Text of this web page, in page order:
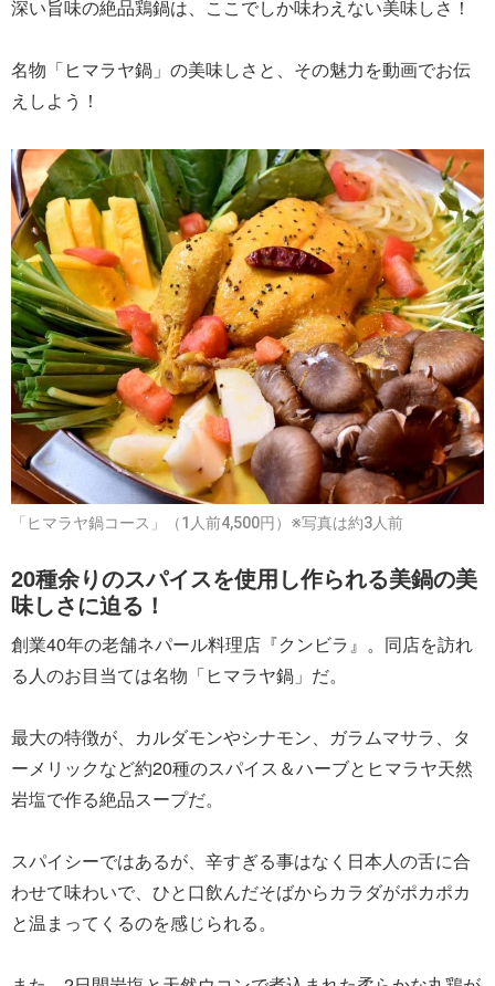
深い旨味の絶品鶏鍋は、ここでしか味わえない美味しさ！
名物「ヒマラヤ鍋」の美味しさと、その魅力を動画でお伝
えしよう！
「ヒマラヤ鍋コース」（1人前4,500円）※写真は約3人前
20種余りのスパイスを使用し作られる美鍋の美
味しさに迫る！
創業40年の老舗ネパール料理店『クンビラ』。同店を訪れ
る人のお目当ては名物「ヒマラヤ鍋」だ。
最大の特徴が、カルダモンやシナモン、ガラムマサラ、タ
ーメリックなど約20種のスパイス＆ハーブとヒマラヤ天然
岩塩で作る絶品スープだ。
スパイシーではあるが、辛すぎる事はなく日本人の舌に合
わせて味わいで、ひと口飲んだそばからカラダがポカポカ
と温まってくるのを感じられる。